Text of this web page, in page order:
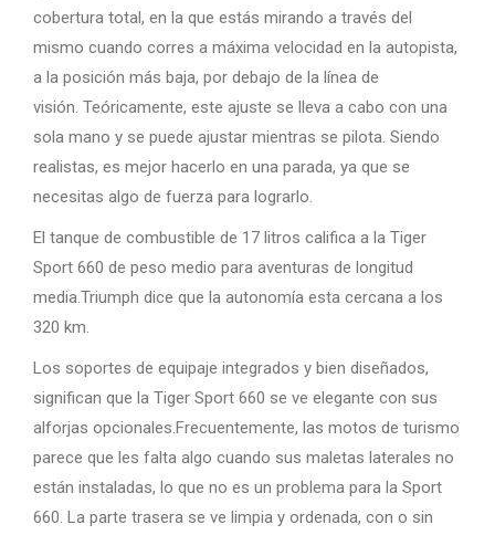
cobertura total, en la que estás mirando a través del
mismo cuando corres a máxima velocidad en la autopista,
a la posición más baja, por debajo de la línea de
visión. Teóricamente, este ajuste se lleva a cabo con una
sola mano y se puede ajustar mientras se pilota. Siendo
realistas, es mejor hacerlo en una parada, ya que se
necesitas algo de fuerza para lograrlo.
El tanque de combustible de 17 litros califica a la Tiger
Sport 660 de peso medio para aventuras de longitud
media.Triumph dice que la autonomía esta cercana a los
320 km.
Los soportes de equipaje integrados y bien diseñados,
significan que la Tiger Sport 660 se ve elegante con sus
alforjas opcionales.Frecuentemente, las motos de turismo
parece que les falta algo cuando sus maletas laterales no
están instaladas, lo que no es un problema para la Sport
660. La parte trasera se ve limpia y ordenada, con o sin